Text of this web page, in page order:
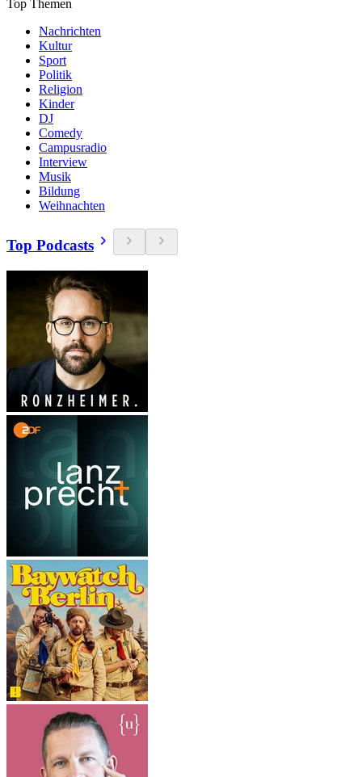
Top Themen
Nachrichten
Kultur
Sport
Politik
Religion
Kinder
DJ
Comedy
Campusradio
Interview
Musik
Bildung
Weihnachten
Top Podcasts